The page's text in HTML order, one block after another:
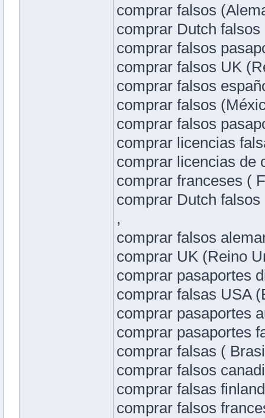
comprar falsos
comprar Dutch
comprar falsos
comprar falsos UK
comprar falsos
comprar falsos
comprar falsos
comprar licencias
comprar licencias de
comprar franceses (
comprar Dutch
,
comprar falsos
comprar UK (Reino
comprar pasaportes
comprar falsas USA
comprar pasaportes
comprar pasaportes
comprar falsas (
comprar falsos
comprar falsas
comprar falsos